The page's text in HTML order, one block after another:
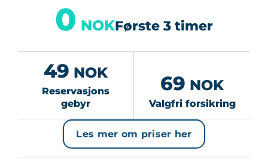
49 NOK
Reservasjons
gebyr
0 NOKFørste 3 timer
69 NOK
Valgfri forsikring
Les mer om priser her